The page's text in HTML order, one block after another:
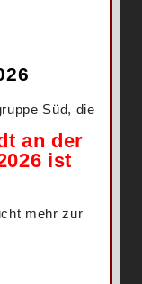
Süd, die
an der
ist
mehr zur